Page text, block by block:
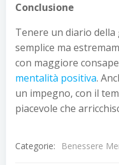
Conclusione
Tenere un diario
semplice ma
con maggiore
mentalità positiva.
un impegno, con il
piacevole che
Categorie: Benessere